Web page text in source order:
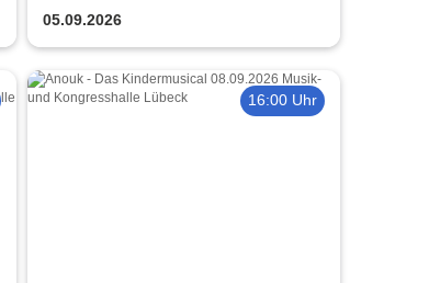
05.09.2026
16:00 Uhr